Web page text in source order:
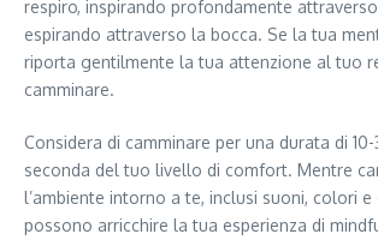
respiro, inspirando profondamente
espirando attraverso la bocca. Se la tua
riporta gentilmente la tua attenzione al tuo
camminare.
Considera di camminare per una durata di
seconda del tuo livello di comfort. Mentre
l’ambiente intorno a te, inclusi suoni, colori e
possono arricchire la tua esperienza di